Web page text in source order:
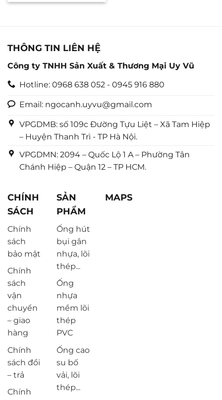
hạng
THÔNG TIN LIÊN HỆ
Công ty TNHH Sản Xuất & Thương Mại Uy Vũ
Hotline: 0968 638 052 - 0945 916 880
Email: ngocanh.uyvu@gmail.com
VPGDMB: số 109c Đường Tựu Liệt – Xã Tam Hiệp
– Huyện Thanh Trì - TP Hà Nội.
VPGDMN: 2094 – Quốc Lộ 1 A – Phường Tân
Chánh Hiệp – Quận 12 – TP HCM.
CHÍNH
SÁCH
Chính
sách
bảo mật
Chính
sách
vận
chuyển
– giao
hàng
Chính
sách đổi
– trả
Chính
SẢN
PHẨM
Ống hút
bụi gân
nhựa, lõi
thép...
Ống
nhựa
mềm lõi
thép
PVC
Ống cao
su bố
vải, lõi
thép...
MAPS